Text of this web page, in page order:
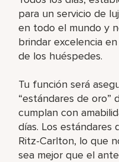
para un servicio de
en todo el mundo y
brindar excelencia
de los huéspedes.
Tu función será
“estándares de oro”
cumplan con
días. Los estándares
Ritz-Carlton, lo que
sea mejor que el